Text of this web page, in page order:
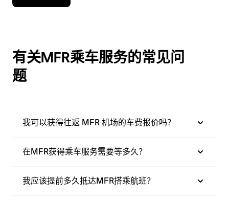
有关MFR乘车服务的常见问
题
我可以获得往返 MFR 机场的车费报价吗？
在MFR获得乘车服务需要等多久？
我应该提前多久抵达MFR搭乘航班？